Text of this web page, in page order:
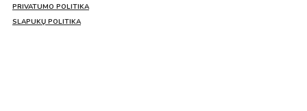
PRIVATUMO POLITIKA
SLAPUKŲ POLITIKA